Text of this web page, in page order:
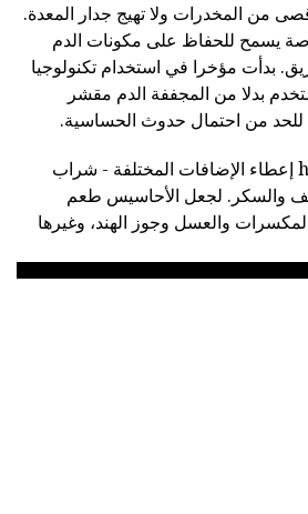
من المخدرات ولا تهيج جدار المعدة.
يسمح للحفاظ على مكونات الدم
بدأت مؤخرا في استخدام تكنولوجيا
بدلا من المجففة الدم مقشر
للحد من احتمال حدوث الحساسية.
طعم hematogenically إعطاء الإضافات المختلفة - شراب
والسكر. لجعل الأحاسيس طعم
والعسل وجوز الهند، وغيرها